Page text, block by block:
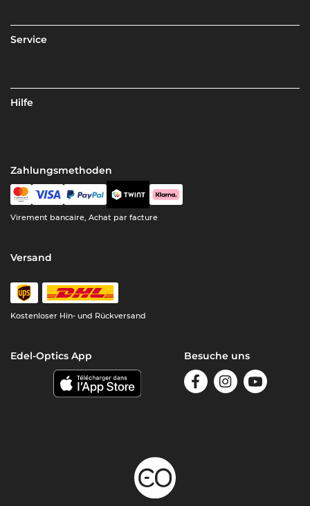
Service
Hilfe
Zahlungsmethoden
Virement bancaire, Achat par facture
Versand
Kostenloser Hin- und Rückversand
Edel-Optics App Besuche uns